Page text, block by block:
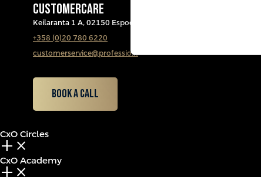
CUSTOMERCARE
Keilaranta 1 A, 02150 Espoo
+358 (0)20 780 6220
customerservice@professio.fi
Book a call
CxO Circles
add_2 close
CxO Academy
add_2 close